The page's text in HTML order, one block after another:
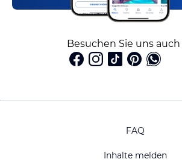
Besuchen Sie uns auch
FAQ
Inhalte melden